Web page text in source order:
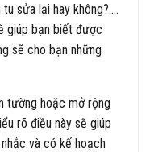
sửa lại hay không?….
giúp bạn biết được
sẽ cho bạn những
tường hoặc mở rộng
rõ điều này sẽ giúp
và có kế hoạch